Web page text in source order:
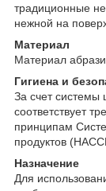
традиционные
нежной на
Материал
Материал
Гигиена и
За счет системы
соответствует
принципам
продуктов
Назначение
Для